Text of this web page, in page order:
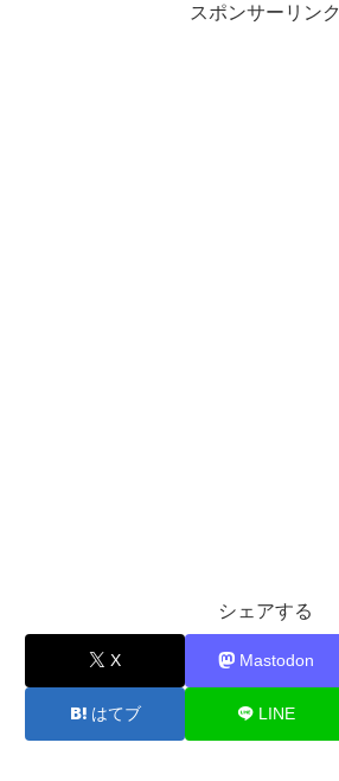
スポンサーリンク
シェアする
X Mastodon
はてブ LINE